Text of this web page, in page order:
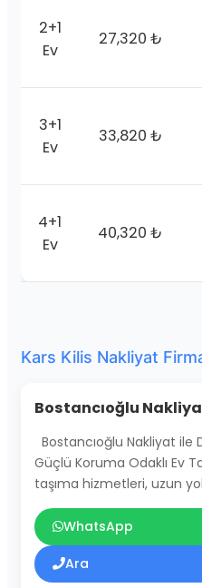
2+1
Ev
27,320 ₺
3+1
Ev
33,820 ₺
4+1
Ev
40,320 ₺
Kars Kilis Nakliyat
Bostancıoğlu
Bostancıoğlu Nakliyat ile
Güçlü Koruma Odaklı Ev
taşıma hizmetleri, uzun
WhatsApp
Ara